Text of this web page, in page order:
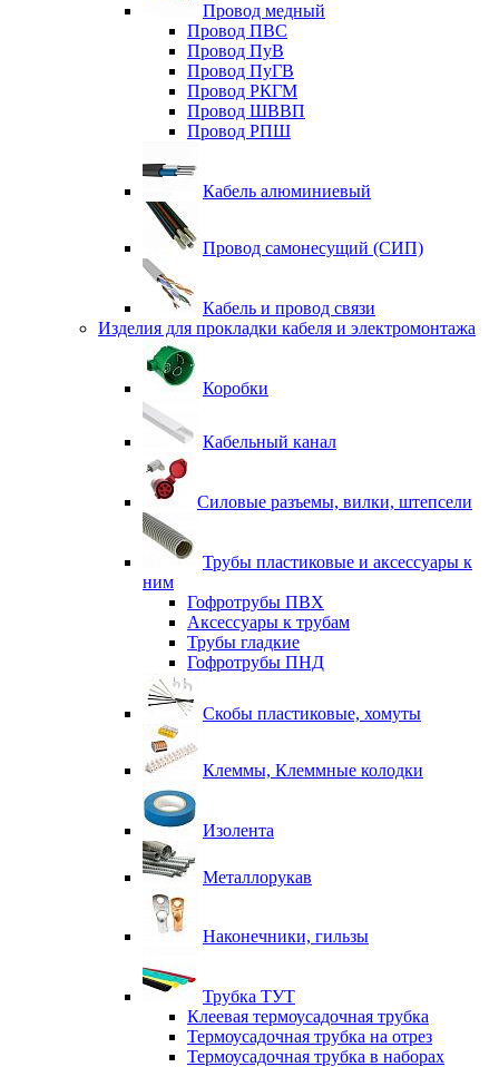
Провод медный
Провод ПВС
Провод ПуВ
Провод ПуГВ
Провод РКГМ
Провод ШВВП
Провод РПШ
Кабель алюминиевый
Провод самонесущий (СИП)
Кабель и провод связи
Изделия для прокладки кабеля и электромонтажа
Коробки
Кабельный канал
Силовые разъемы, вилки, штепсели
Трубы пластиковые и аксессуары к
ним
Гофротрубы ПВХ
Аксессуары к трубам
Трубы гладкие
Гофротрубы ПНД
Скобы пластиковые, хомуты
Клеммы, Клеммные колодки
Изолента
Металлорукав
Наконечники, гильзы
Трубка ТУТ
Клеевая термоусадочная трубка
Термоусадочная трубка на отрез
Термоусадочная трубка в наборах